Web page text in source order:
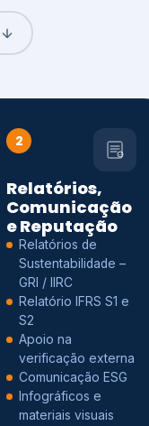
2
Relatórios,
Comunicação
e Reputação
Relatórios de
Sustentabilidade –
GRI / IIRC
Relatório IFRS S1 e
S2
Apoio na
verificação externa
Comunicação ESG
Infográficos e
materiais visuais